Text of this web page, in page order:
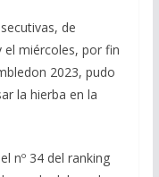
de
el miércoles, por fin
2023, pudo
la hierba en la
nº 34 del ranking